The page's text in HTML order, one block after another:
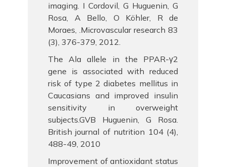
imaging. I Cordovil, G Huguenin, G
Rosa, A Bello, O Köhler, R de
Moraes, .Microvascular research 83
(3), 376-379, 2012.
The Ala allele in the PPAR-γ2
gene is associated with reduced
risk of type 2 diabetes mellitus in
Caucasians and improved insulin
sensitivity in overweight
subjects.GVB Huguenin, G Rosa.
British journal of nutrition 104 (4),
488-49, 2010
Improvement of antioxidant status